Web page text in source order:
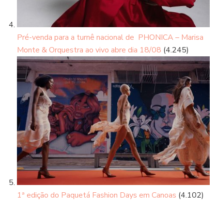
Pré-venda para a turnê nacional de PHONICA – Marisa
Monte & Orquestra ao vivo abre dia 18/08 (4.245)
1ª edição do Paquetá Fashion Days em Canoas (4.102)